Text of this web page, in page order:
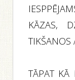
KĀZAS,
TIKŠANOS
TĀPAT KĀ